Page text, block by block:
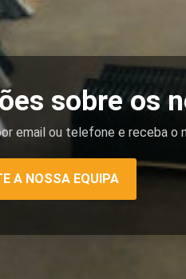
sobre os
email ou telefone e receba o
A NOSSA EQUIPA